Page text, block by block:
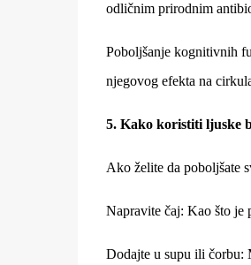
odličnim prirodnim
Poboljšanje kognitivnih
njegovog efekta na
5. Kako koristiti ljuske
Ako želite da poboljšate
Napravite čaj: Kao što je
Dodajte u supu ili čorbu: